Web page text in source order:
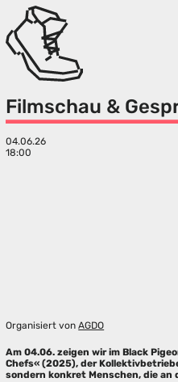
Filmschau &
04.06.26
18:00
Organisiert vonAGDO
Am 04.06. zeigen wir im Black
Chefs« (2025), der
sondern konkret Menschen, die